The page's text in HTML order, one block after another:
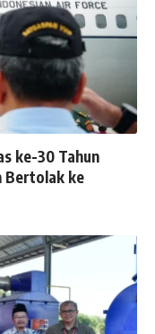
ke-30 Tahun
Bertolak ke